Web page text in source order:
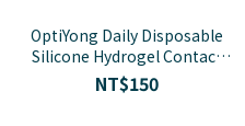
OptiYong Daily Disposable
Silicone Hydrogel Contact
Lens (5/pcs)
NT$150